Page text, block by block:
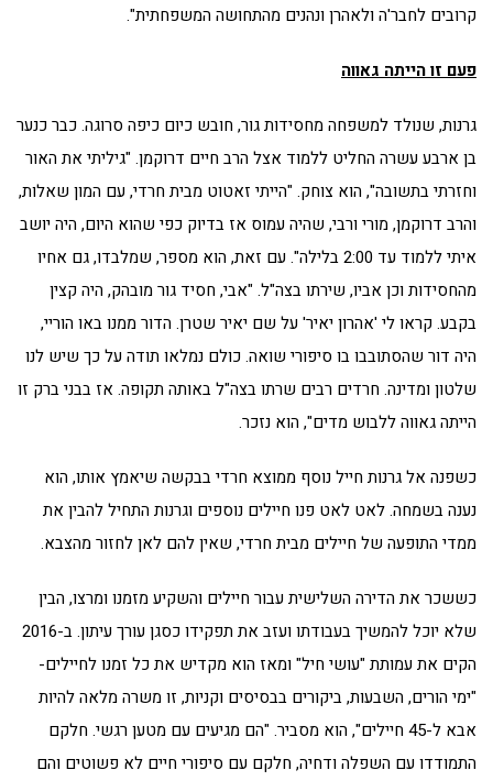
קרובים לחבר'ה ולאהרן ונהנים מהתחושה המשפחתית".
פעם זו הייתה גאווה
גרנות, שנולד למשפחה מחסידות גור, חובש כיום כיפה סרוגה. כבר כנער
בן ארבע עשרה החליט ללמוד אצל הרב חיים דרוקמן. "גיליתי את האור
וחזרתי בתשובה", הוא צוחק. "הייתי זאטוט מבית חרדי, עם המון שאלות,
והרב דרוקמן, מורי ורבי, שהיה עמוס אז בדיוק כפי שהוא היום, היה יושב
איתי ללמוד עד 2:00 בלילה". עם זאת, הוא מספר, שמלבדו, גם אחיו
מהחסידות וכן אביו, שירתו בצה"ל. "אבי, חסיד גור מובהק, היה קצין
בקבע. קראו לי 'אהרון יאיר' על שם יאיר שטרן. הדור ממנו באו הוריי,
היה דור שהסתובבו בו סיפורי שואה. כולם נמלאו תודה על כך שיש לנו
שלטון ומדינה. חרדים רבים שרתו בצה"ל באותה תקופה. אז בבני ברק זו
הייתה גאווה ללבוש מדים", הוא נזכר.
כשפנה אל גרנות חייל נוסף ממוצא חרדי בבקשה שיאמץ אותו, הוא
נענה בשמחה. לאט לאט פנו חיילים נוספים וגרנות התחיל להבין את
ממדי התופעה של חיילים מבית חרדי, שאין להם לאן לחזור מהצבא.
כששכר את הדירה השלישית עבור חיילים והשקיע מזמנו ומרצו, הבין
שלא יוכל להמשיך בעבודתו ועזב את תפקידו כסגן עורך עיתון. ב-2016
הקים את עמותת "עושי חיל" ומאז הוא מקדיש את כל זמנו לחיילים-
"ימי הורים, השבעות, ביקורים בבסיסים וקניות, זו משרה מלאה להיות
אבא ל-45 חיילים", הוא מסביר. "הם מגיעים עם מטען רגשי. חלקם
התמודדו עם השפלה ודחיה, חלקם עם סיפורי חיים לא פשוטים והם